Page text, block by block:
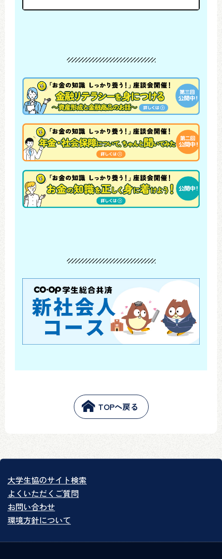
TOPへ戻る
大学生協のサイト検索
よくいただくご質問
お問い合わせ
環境方針について